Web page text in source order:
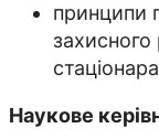
принципи
Наукове